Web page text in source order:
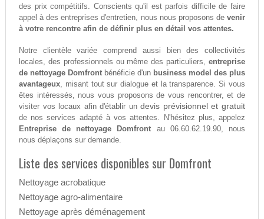
des prix compétitifs. Conscients qu'il est parfois difficile de faire
appel à des entreprises d'entretien, nous nous proposons devenir
à votre rencontre afin de définir plus en détail vos attentes.
Notre clientèle variée comprend aussi bien des collectivités
locales, des professionnels ou même des particuliers,entreprise
de nettoyage Domfrontbénéficie d'un business model des plus
avantageux, misant tout sur dialogue et la transparence. Si vous
êtes intéressés, nous vous proposons de vous rencontrer, et de
visiter vos locaux afin d'établir undevis prévisionnel et gratuit
de nos services adapté à vos attentes. N'hésitez plus, appelez
Entreprise de nettoyage Domfront au 06.60.62.19.90, nous
nous déplaçons sur demande.
Liste des services disponibles sur Domfront
Nettoyage acrobatique
Nettoyage agro-alimentaire
Nettoyage après déménagement